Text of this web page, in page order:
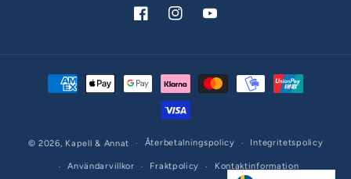
FacebookInstagramYouTube
Betalningsmetoder
© 2026, Kapell & Annat Återbetalningspolicy Integritetspolicy
Användarvillkor Fraktpolicy Kontaktinformation